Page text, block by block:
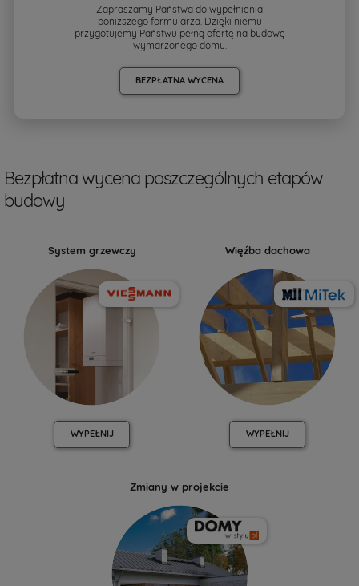
Zapraszamy Państwa do wypełnienia
poniższego formularza. Dzięki niemu
przygotujemy Państwu pełną ofertę na budowę
wymarzonego domu.
BEZPŁATNA WYCENA
Bezpłatna wycena poszczególnych etapów
budowy
System grzewczy
WYPEŁNIJ
Więźba dachowa
WYPEŁNIJ
Zmiany w projekcie